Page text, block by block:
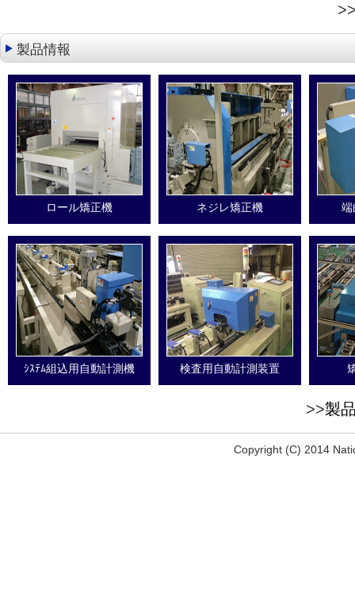
製品情報
ロール矯正機 ネジレ矯正機 端
ｼｽﾃﾑ組込用自動計測機 検査用自動計測装置
>>製
Copyright (C) 2014